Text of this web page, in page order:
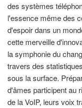
des systèmes
l'essence même des
d'espoir dans un
cette merveille
la symphonie du
travers des
sous la surface.
d'âmes participent au
de la VoIP, leurs voix